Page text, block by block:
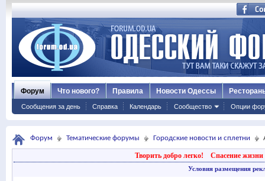
Форум
Сообщения за день Справка Календарь Сообщество Опции
Что нового? Правила Новости Одессы
Форум Тематические форумы Городские новости и сплетни
Творить добро легко! Спасение жизни
Условия размещения